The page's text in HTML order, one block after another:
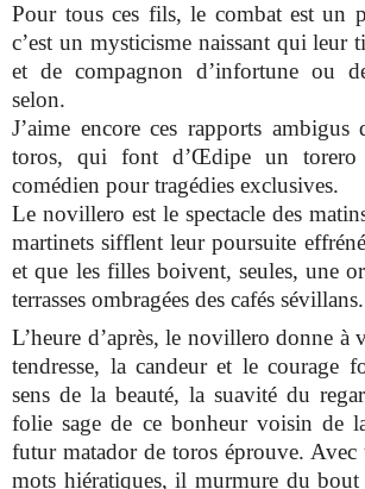
Pour tous ces fils, le combat est un
c’est un mysticisme naissant qui leur
et de compagnon d’infortune ou
selon.
J’aime encore ces rapports ambigus
toros, qui font d’Œdipe un torero
comédien pour tragédies exclusives.
Le novillero est le spectacle des
martinets sifflent leur poursuite
et que les filles boivent, seules, une
terrasses ombragées des cafés sévillans.
L’heure d’après, le novillero donne à
tendresse, la candeur et le courage
sens de la beauté, la suavité du
folie sage de ce bonheur voisin de
futur matador de toros éprouve. Avec
mots hiératiques, il murmure du bout